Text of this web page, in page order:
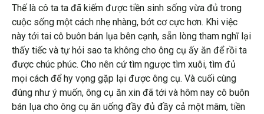
Thế là cô ta ta đã kiếm được tiền sinh sống vừa đủ trong
cuộc sống một cách nhẹ nhàng, bớt cơ cực hơn. Khi việc
này tới tai cô buôn bán lụa bên cạnh, sẵn lòng tham nghĩ lại
thấy tiếc và tự hỏi sao ta không cho ông cụ ấy ăn để rồi ta
được chúc phúc. Cho nên cứ tìm ngược tìm xuôi, tìm đủ
mọi cách để hy vọng gặp lại được ông cụ. Và cuối cùng
đúng như ý muốn, ông cụ ăn xin đã tới và hôm nay cô buôn
bán lụa cho ông cụ ăn uống đầy đủ đầy cả một mâm, tiền